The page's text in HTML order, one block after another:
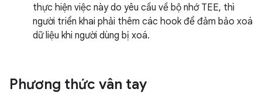
thực hiện việc này do yêu cầu về bộ nhớ TEE, thì
người triển khai phải thêm các hook để đảm bảo xoá
dữ liệu khi người dùng bị xoá.
Phương thức vân tay